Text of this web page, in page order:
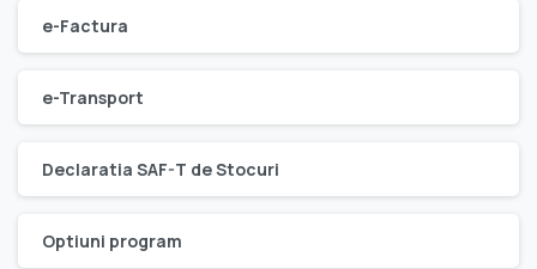
e-Factura
e-Transport
Declaratia SAF-T de Stocuri
Optiuni program